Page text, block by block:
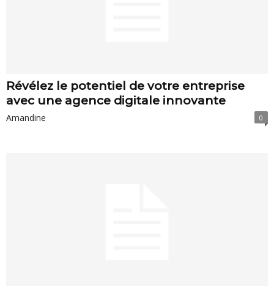
Révélez le potentiel de votre entreprise
avec une agence digitale innovante
Amandine 0